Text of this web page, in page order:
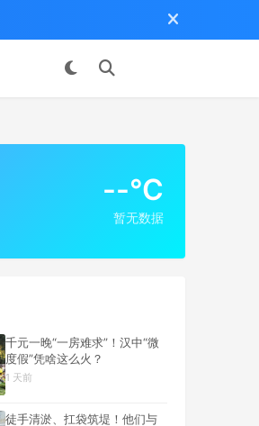
--°C
暂无数据
千元一晚“一房难求”！汉中“微
度假”凭啥这么火？
1 天前
徒手清淤、扛袋筑堤！他们与